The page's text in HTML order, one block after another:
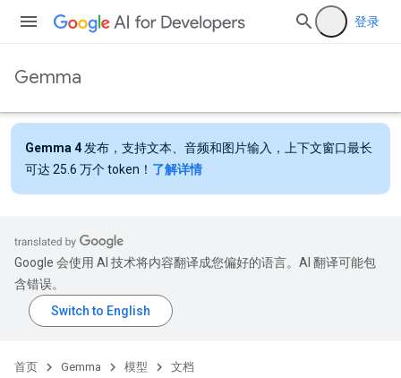
登录
Gemma
Gemma 4 发布，支持文本、音频和图片输入，上下文窗口最长
可达 25.6 万个 token！ 了解详情
Google 会使用 AI 技术将内容翻译成您偏好的语言。AI 翻译可能包
含错误。
首页 Gemma 模型 文档